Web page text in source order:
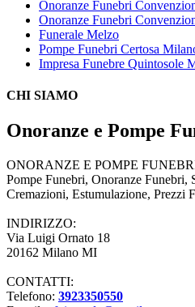
Onoranze Funebri
Onoranze Funebri
Funerale Melzo
Pompe Funebri Certosa
Impresa Funebre Quintosole
CHI SIAMO
Onoranze e Pompe
ONORANZE E POMPE
Pompe Funebri, Onoranze Funebri,
Cremazioni, Estumulazione, Prezzi
INDIRIZZO:
Via Luigi Ornato 18
20162 Milano MI
CONTATTI:
Telefono: 3923350550